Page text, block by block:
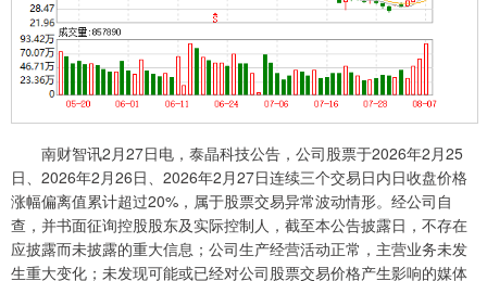
南财智讯2月27日电，泰晶科技公告，公司股票于2026年2月25
日、2026年2月26日、2026年2月27日连续三个交易日内日收盘价格
涨幅偏离值累计超过20%，属于股票交易异常波动情形。经公司自
查，并书面征询控股股东及实际控制人，截至本公告披露日，不存在
应披露而未披露的重大信息；公司生产经营活动正常，主营业务未发
生重大变化；未发现可能或已经对公司股票交易价格产生影响的媒体